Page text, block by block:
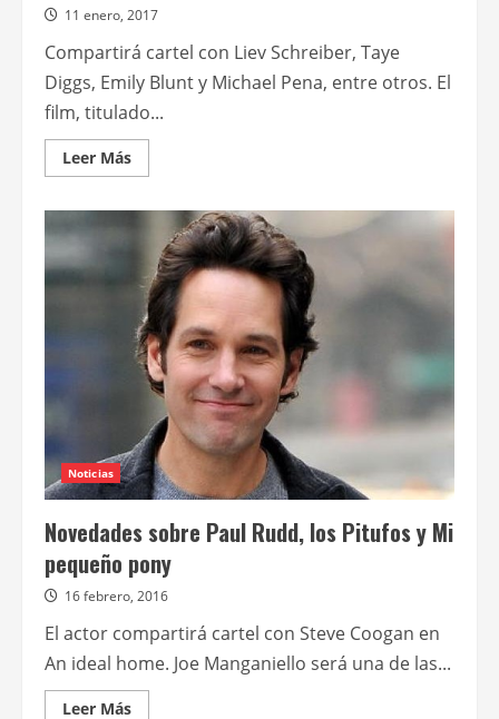
11 enero, 2017
Compartirá cartel con Liev Schreiber, Taye
Diggs, Emily Blunt y Michael Pena, entre otros. El
film, titulado...
Leer MásLeer
más
Saldana
une
al
elenco
de
voces
de
la
película
de
pequeño
pony
Noticias
Novedades sobre Paul Rudd, los Pitufos y Mi
pequeño pony
16 febrero, 2016
El actor compartirá cartel con Steve Coogan en
An ideal home. Joe Manganiello será una de las...
Leer MásLeer